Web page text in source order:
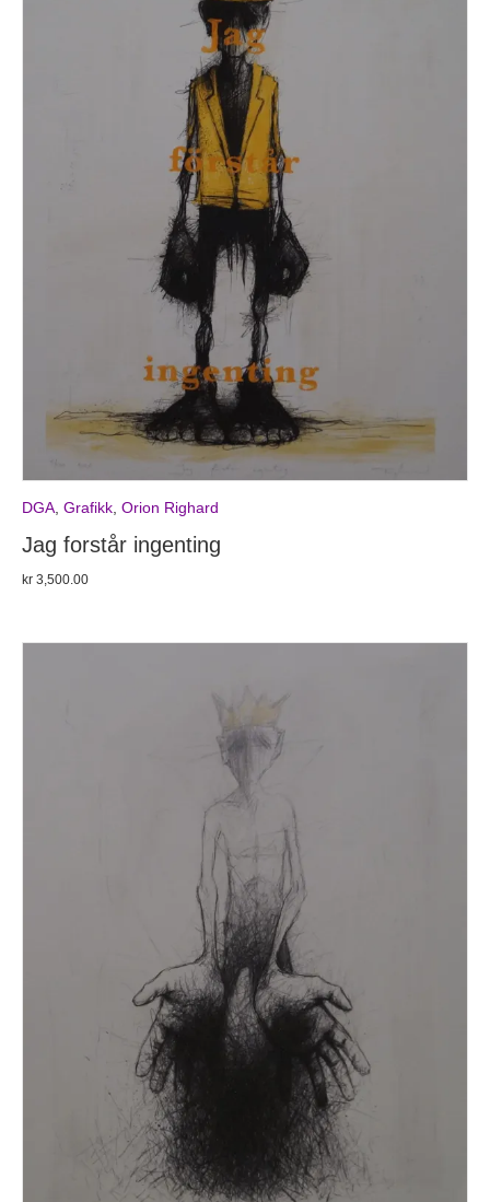
DGA, Grafikk, Orion Righard
Jag forstår ingenting
kr 3,500.00